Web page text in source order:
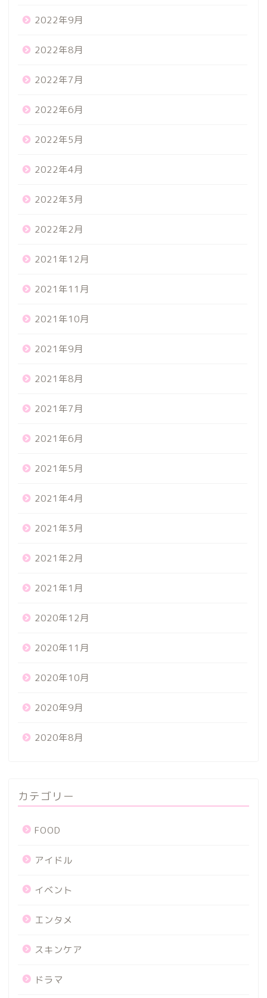
2022年9月
2022年8月
2022年7月
2022年6月
2022年5月
2022年4月
2022年3月
2022年2月
2021年12月
2021年11月
2021年10月
2021年9月
2021年8月
2021年7月
2021年6月
2021年5月
2021年4月
2021年3月
2021年2月
2021年1月
2020年12月
2020年11月
2020年10月
2020年9月
2020年8月
カテゴリー
FOOD
アイドル
イベント
エンタメ
スキンケア
ドラマ